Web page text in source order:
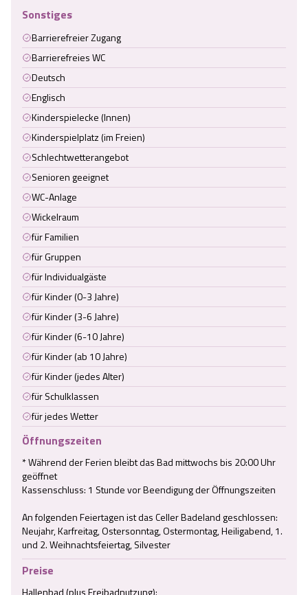
Sonstiges
Barrierefreier Zugang
Barrierefreies WC
Deutsch
Englisch
Kinderspielecke (Innen)
Kinderspielplatz (im Freien)
Schlechtwetterangebot
Senioren geeignet
WC-Anlage
Wickelraum
für Familien
für Gruppen
für Individualgäste
für Kinder (0-3 Jahre)
für Kinder (3-6 Jahre)
für Kinder (6-10 Jahre)
für Kinder (ab 10 Jahre)
für Kinder (jedes Alter)
für Schulklassen
für jedes Wetter
Öffnungszeiten
* Während der Ferien bleibt das Bad mittwochs bis 20:00 Uhr
geöffnet
Kassenschluss: 1 Stunde vor Beendigung der Öffnungszeiten
An folgenden Feiertagen ist das Celler Badeland geschlossen:
Neujahr, Karfreitag, Ostersonntag, Ostermontag, Heiligabend, 1.
und 2. Weihnachtsfeiertag, Silvester
Preise
Hallenbad (plus Freibadnutzung):